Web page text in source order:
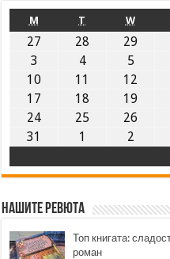
M T W
27 28 29
3
4 5
10
11 12
17
18 19
24
25 26
31
1 2
Нашите ревюта
Топ книгата:
роман